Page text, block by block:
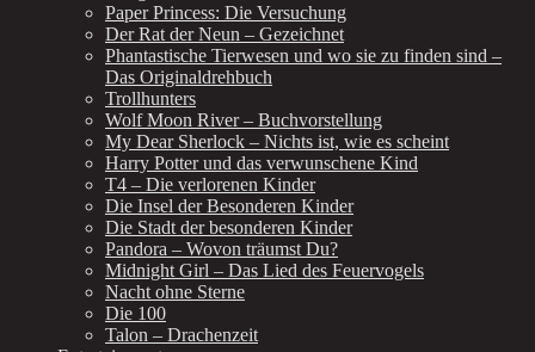
Paper Princess: Die Versuchung
Der Rat der Neun – Gezeichnet
Phantastische Tierwesen und wo sie zu finden sind –
Das Originaldrehbuch
Trollhunters
Wolf Moon River – Buchvorstellung
My Dear Sherlock – Nichts ist, wie es scheint
Harry Potter und das verwunschene Kind
T4 – Die verlorenen Kinder
Die Insel der Besonderen Kinder
Die Stadt der besonderen Kinder
Pandora – Wovon träumst Du?
Midnight Girl – Das Lied des Feuervogels
Nacht ohne Sterne
Die 100
Talon – Drachenzeit